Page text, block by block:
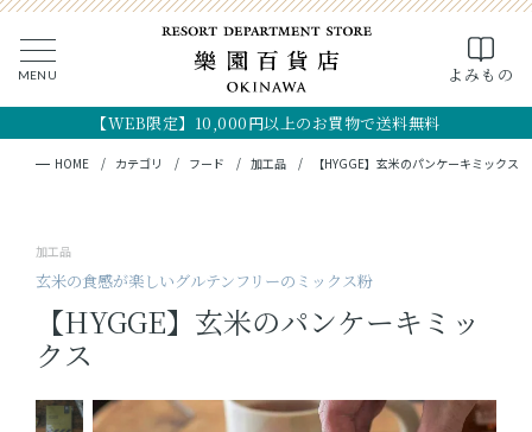
MENU よみもの
【WEB限定】10,000円以上のお買物で送料無料
CLOSE
検索
キーワード検索
MY PAGE CART
全ての商品
フード
クラフト
HOME カテゴリ フード 加工品 【HYGGE】玄米のパンケーキミックス
加工品
玄米の食感が楽しいグルテンフリーのミックス粉
【HYGGE】玄米のパンケーキミッ
クス